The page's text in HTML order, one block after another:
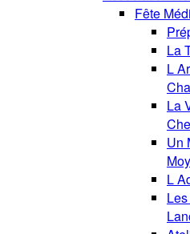
Fête
La
L
La
Un
L